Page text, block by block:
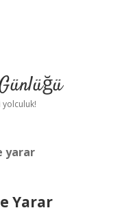
yolculuk!
yarar
Yarar